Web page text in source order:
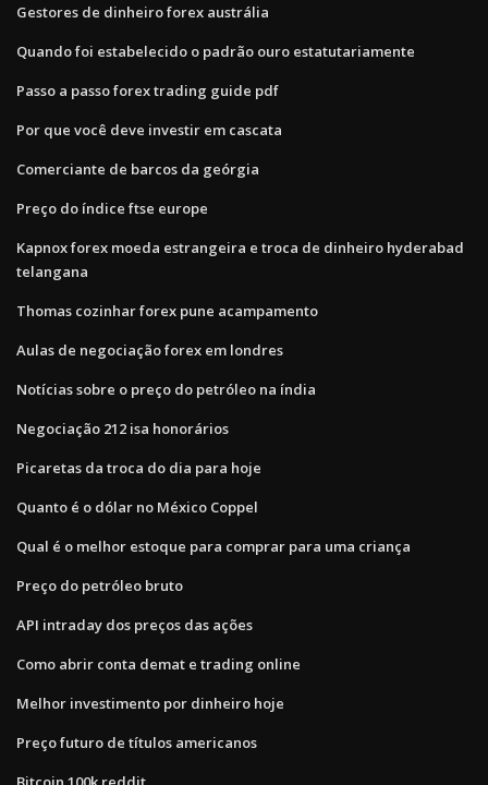
Gestores de dinheiro forex austrália
Quando foi estabelecido o padrão ouro estatutariamente
Passo a passo forex trading guide pdf
Por que você deve investir em cascata
Comerciante de barcos da geórgia
Preço do índice ftse europe
Kapnox forex moeda estrangeira e troca de dinheiro hyderabad
telangana
Thomas cozinhar forex pune acampamento
Aulas de negociação forex em londres
Notícias sobre o preço do petróleo na índia
Negociação 212 isa honorários
Picaretas da troca do dia para hoje
Quanto é o dólar no México Coppel
Qual é o melhor estoque para comprar para uma criança
Preço do petróleo bruto
API intraday dos preços das ações
Como abrir conta demat e trading online
Melhor investimento por dinheiro hoje
Preço futuro de títulos americanos